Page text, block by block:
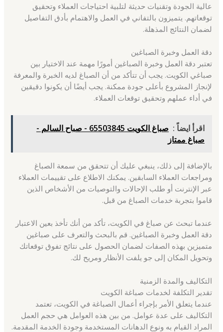
عالية الجودة وتقنيات حديثة لتلبية احتياجات العملاء وتحقيق
توقعاتهم. يتميزون بالتفاني في العمل والاهتمام بأدق التفاصيل
لضمان النتائج المذهلة.
دقة العمل وخبرة الصباغين
تعتبر دقة العمل وخبرة الصباغين أمورًا مهمة عند الاختيار بين
صباغي الكويت. يجب أن تتأكد من أن الصباغ لديه الخبرة والمعرفة
لإنجاز المشروع بأعلى جودة ممكنة. يجب أيضًا أن يكونوا دقيقين
في أداء عملهم وتحقيق توقعات العملاء.
اقرأ ايضاً :
صباغ الكويت 65503845 - صباح السالم -
صباغ ممتاز
بالإضافة إلى ذلك، ينبغي عليك أن تتحقق من سمعة الصباغ
ومراجعات العملاء السابقين. يمكنك الاطلاع على تقييمات العملاء
عبر الإنترنت أو طلب الإحالات والتوصيات من الأشخاص الذين
قاموا بتجربة خدمات الصباغ من قبل.
عندما تبحث عن صباغ في الكويت، تأكد من أنك تأخذ بعين الاعتبار
دقة العمل وخبرة الصباغين. قم بالبحث والتعرف على صباغين
متميزين بهذه الصفات لضمان الحصول على نتائج تفوق توقعاتك
وتحويل المكان إلى جو يلفت الأنظار ومريح لك.
التكاليف والمدة الزمنية
تقدير التكلفة لخدمات صباغة الكويت
عندما يتعلق الأمر بإجراء أعمال الصباغة في الكويت، تعتمد
التكاليف على عدة عوامل. من بين هذه العوامل هي حجم العمل
المراد القيام به ونوع الدهانات المستخدمة وجودة الخدمة المقدمة.